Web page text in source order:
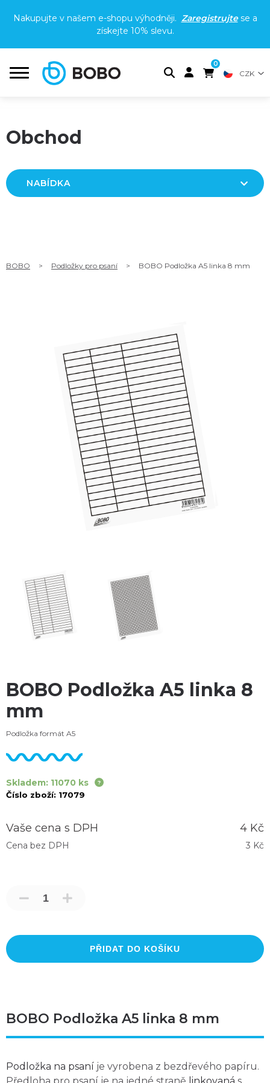
Nakupujte v našem e-shopu výhodněji. Zaregistrujtese a
získejte 10% slevu.
0
CZK
Obchod
NABÍDKA
BOBO > Podložky pro psaní > BOBO Podložka A5 linka 8 mm
BOBO Podložka A5 linka 8
mm
Podložka formát A5
Skladem: 11070 ks
Číslo zboží: 17079
Vaše cena s DPH 4 Kč
Cena bez DPH 3 Kč
PŘIDAT DO KOŠÍKU
BOBO Podložka A5 linka 8 mm
Podložka na psaní je vyrobena z bezdřevého papíru.
Předloha pro psaní je na jedné straně linkovaná s